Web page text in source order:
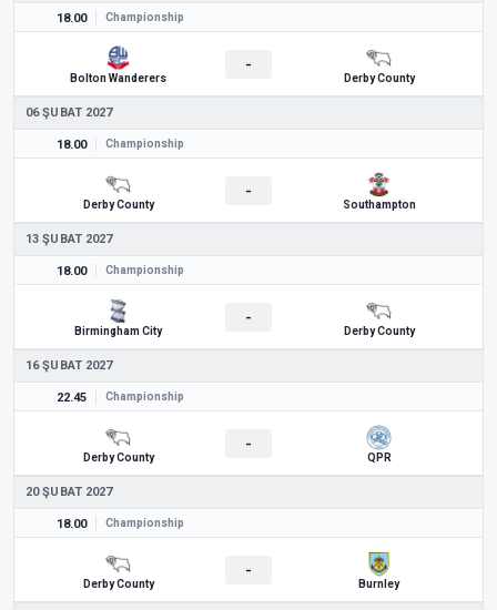
18.00 Championship
Bolton Wanderers
-
Derby County
06 ŞUBAT 2027
18.00 Championship
Derby County
-
Southampton
13 ŞUBAT 2027
18.00 Championship
Birmingham City
-
Derby County
16 ŞUBAT 2027
22.45 Championship
Derby County
-
QPR
20 ŞUBAT 2027
18.00 Championship
Derby County
-
Burnley